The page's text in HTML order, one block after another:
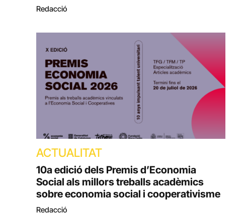
Redacció
ACTUALITAT
10a edició dels Premis d’Economia
Social als millors treballs acadèmics
sobre economia social i cooperativisme
Redacció